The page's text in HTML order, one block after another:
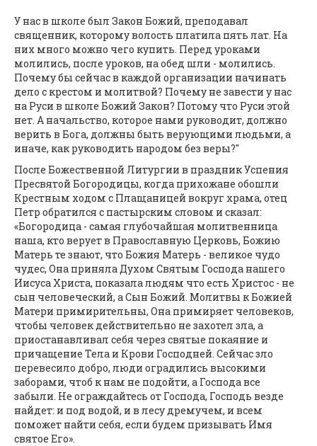
У нас в школе был Закон Божий, преподавал
священник, которому волость платила пять лат. На
них много можно чего купить. Перед уроками
молились, после уроков, на обед шли - молились.
Почему бы сейчас в каждой организации начинать
дело с крестом и молитвой? Почему не завести у нас
на Руси в школе Божий Закон? Потому что Руси этой
нет. А начальство, которое нами руководит, должно
верить в Бога, должны быть верующими людьми, а
иначе, как руководить народом без веры?"
После Божественной Литургии в праздник Успения
Пресвятой Богородицы, когда прихожане обошли
Крестным ходом с Плащаницей вокруг храма, отец
Петр обратился с пастырским словом и сказал:
«Богородица - самая глубочайшая молитвенница
наша, кто верует в Православную Церковь, Божию
Матерь те знают, что Божия Матерь - великое чудо
чудес, Она приняла Духом Святым Господа нашего
Иисуса Христа, показала людям что есть Христос - не
сын человеческий, а Сын Божий. Молитвы к Божией
Матери примирительны, Она примиряет человеков,
чтобы человек действительно не захотел зла, а
приостанавливал себя через святые покаяние и
причащение Тела и Крови Господней. Сейчас зло
перевесило добро, люди оградились высокими
заборами, чтоб к нам не подойти, а Господа все
забыли. Не ограждайтесь от Господа, Господь везде
найдет: и под водой, и в лесу дремучем, и всем
поможет найти себя, если будем призывать Имя
святое Его».